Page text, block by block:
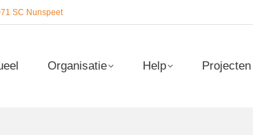
SC Nunspeet
Organisatie Help Projecten
Organisatie Help Projecten